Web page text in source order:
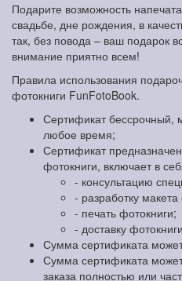
Подарите возможность
свадьбе, дне рождения, в
так, без повода – ваш подарок
внимание приятно всем!
Правила использования
фотокниги FunFotoBook.
Сертификат бессрочный,
любое время;
Сертификат
фотокниги, включает в
- консультацию
- разработку
- печать фотокниги;
- доставку
Сумма сертификата
Сумма сертификата
заказа полностью или